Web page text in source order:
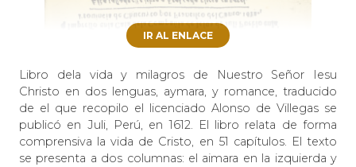
IR AL ENLACE
Libro dela vida y milagros de Nuestro Señor Iesu
Christo en dos lenguas, aymara, y romance, traducido
de el que recopilo el licenciado Alonso de Villegas se
publicó en Juli, Perú, en 1612. El libro relata de forma
comprensiva la vida de Cristo, en 51 capítulos. El texto
se presenta a dos columnas: el aimara en la izquierda y